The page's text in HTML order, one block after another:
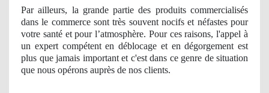
Par ailleurs, la grande partie des produits commercialisés
dans le commerce sont très souvent nocifs et néfastes pour
votre santé et pour l’atmosphère. Pour ces raisons, l'appel à
un expert compétent en déblocage et en dégorgement est
plus que jamais important et c'est dans ce genre de situation
que nous opérons auprès de nos clients.